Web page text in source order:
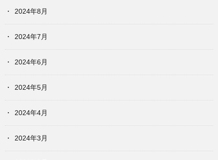
2024年8月
2024年7月
2024年6月
2024年5月
2024年4月
2024年3月